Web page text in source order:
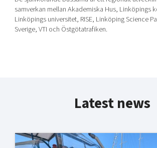
samverkan mellan Akademiska Hus, Linköpings
Linköpings universitet, RISE, Linköping Science
Sverige, VTI och Östgötatrafiken.
Latest news